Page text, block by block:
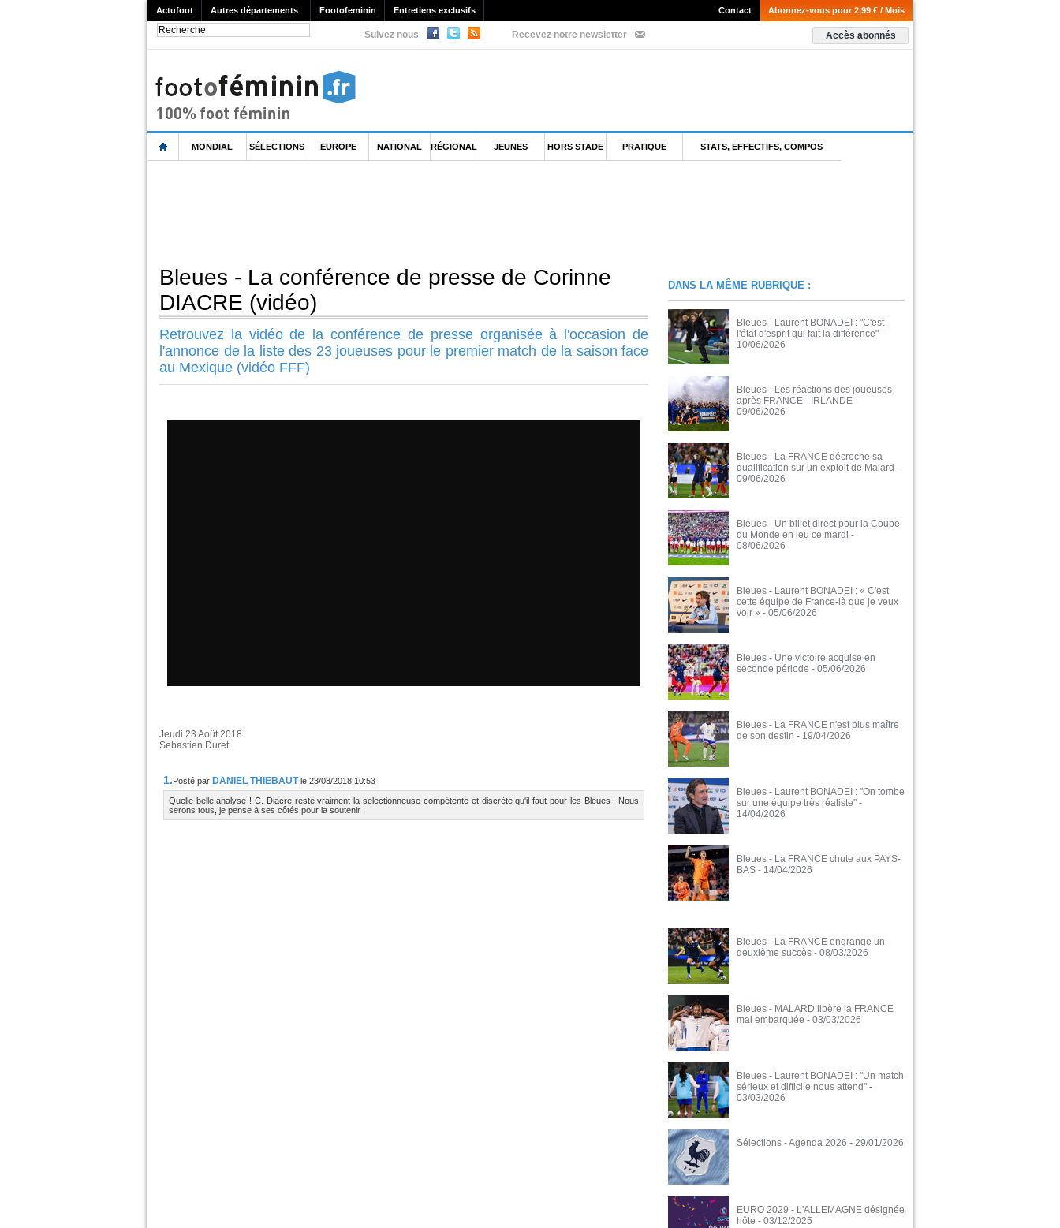
Actufoot Autres départements Footofeminin Entretiens exclusifs Abonnez-vous pour 2,99 € / Mois
Contact
Suivez nous Recevez notre newsletter Accès abonnés
MONDIAL SÉLECTIONS EUROPE NATIONAL RÉGIONAL JEUNES HORS STADE PRATIQUE STATS, EFFECTIFS, COMPOS
Bleues - La conférence de presse de Corinne
DIACRE (vidéo)
Retrouvez la vidéo de la conférence de presse organisée à l'occasion de
l'annonce de la liste des 23 joueuses pour le premier match de la saison face
au Mexique (vidéo FFF)
Jeudi 23 Août 2018
Sebastien Duret
1.Posté par DANIEL THIEBAUT le 23/08/2018 10:53
Quelle belle analyse ! C. Diacre reste vraiment la selectionneuse compétente et discrète qu'il faut pour les Bleues ! Nous
serons tous, je pense à ses côtés pour la soutenir !
DANS LA MÊME RUBRIQUE :
Bleues - Laurent BONADEI : "C'est
l'état d'esprit qui fait la différence" -
10/06/2026
Bleues - Les réactions des joueuses
après FRANCE - IRLANDE -
09/06/2026
Bleues - La FRANCE décroche sa
qualification sur un exploit de Malard -
09/06/2026
Bleues - Un billet direct pour la Coupe
du Monde en jeu ce mardi -
08/06/2026
Bleues - Laurent BONADEI : « C'est
cette équipe de France-là que je veux
voir » - 05/06/2026
Bleues - Une victoire acquise en
seconde période - 05/06/2026
Bleues - La FRANCE n'est plus maître
de son destin - 19/04/2026
Bleues - Laurent BONADEI : "On tombe
sur une équipe très réaliste" -
14/04/2026
Bleues - La FRANCE chute aux PAYS-
BAS - 14/04/2026
Bleues - La FRANCE engrange un
deuxième succès - 08/03/2026
Bleues - MALARD libère la FRANCE
mal embarquée - 03/03/2026
Bleues - Laurent BONADEI : "Un match
sérieux et difficile nous attend" -
03/03/2026
Sélections - Agenda 2026 - 29/01/2026
EURO 2029 - L'ALLEMAGNE désignée
hôte - 03/12/2025